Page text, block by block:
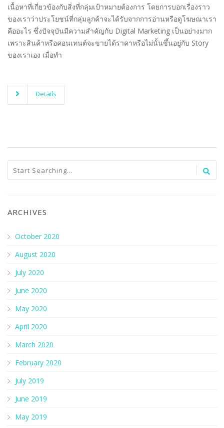
เนื้อหาที่เกี่ยวข้องกับสิ่งที่กลุ่มเป้าหมายต้องการ โดยการบอกเรื่องราว
ของเราว่าประโยชน์ที่กลุ่มลูกค้าจะได้รับจากการอ่านหรือดูโฆษณาเรา
คืออะไร ซึ่งปัจจุบันมีความสำคัญกับ Digital Marketing เป็นอย่างมาก
เพราะสินค้าหรือคอนเทนต์จะขายได้ราคาหรือไม่นั้นขึ้นอยู่กับ Story
ของเราเอง เมื่อทำ
Details
ARCHIVES
October 2020
August 2020
July 2020
June 2020
May 2020
April 2020
March 2020
February 2020
July 2019
June 2019
May 2019